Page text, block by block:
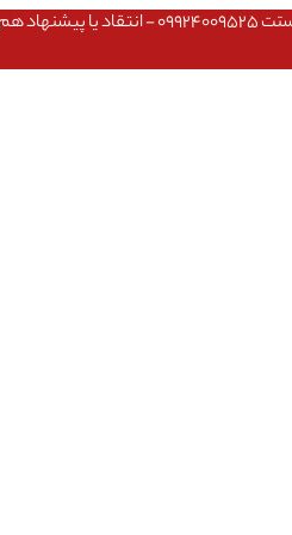
عشق داداش قیمتای سایت به روزه،خرید عمده داشتی یا مشکلی تو خرید از سایت ۰۹۱۰۹۸۰۸۵۶۵-